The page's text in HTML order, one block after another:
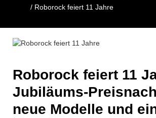
Roborock feiert 11 Jahre
Roborock feiert 11
Jubiläums-
neue Modelle und